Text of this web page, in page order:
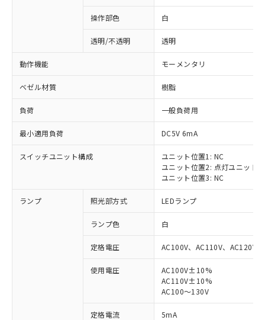
操作部色 白
透明/不透明 透明
動作機能 モーメンタリ
ベゼル材質 樹脂
負荷 一般負荷用
最小適用負荷 DC5V 6mA
スイッチユニット構成
ユニット位置1: NC
ユニット位置2: 点灯ユニット
ユニット位置3: NC
ランプ 照光部方式 LEDランプ
ランプ色 白
定格電圧 AC100V、AC110V、AC120V
使用電圧
AC100V±10%
AC110V±10%
AC100～130V
定格電流 5mA
※1 対応状況
対応済み：EU RoHS指令（10物質）の
非含有に対応した製品が提供可能な商品で